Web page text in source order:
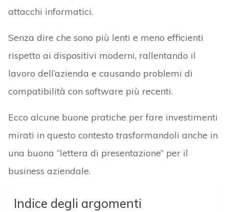
attacchi informatici.
Senza dire che sono più lenti e meno efficienti
rispetto ai dispositivi moderni, rallentando il
lavoro dell’azienda e causando problemi di
compatibilità con software più recenti.
Ecco alcune buone pratiche per fare investimenti
mirati in questo contesto trasformandoli anche in
una buona “lettera di presentazione” per il
business aziendale.
Indice degli argomenti